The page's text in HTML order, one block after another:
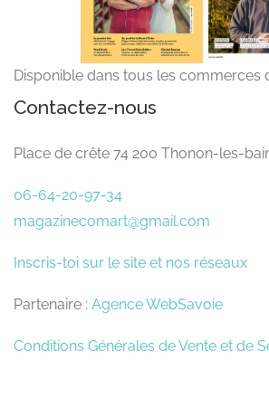
Disponible dans tous les commerces
Contactez-nous
Place de crête 74 200 Thonon-les-
06-64-20-97-34
magazinecomart@gmail.com
Inscris-toi sur le site et nos réseaux
Partenaire : Agence WebSavoie
Conditions Générales de Vente et de